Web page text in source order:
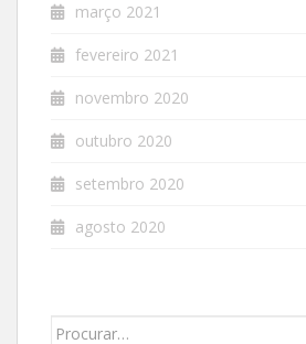
março 2021
fevereiro 2021
novembro 2020
outubro 2020
setembro 2020
agosto 2020